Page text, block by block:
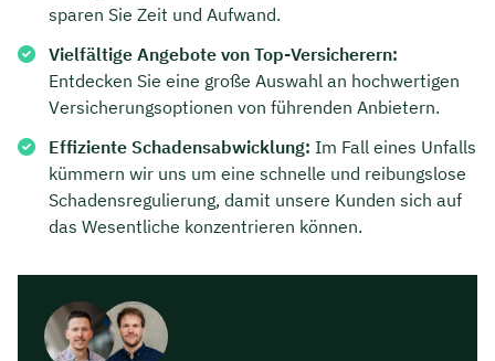
sparen Sie Zeit und Aufwand.
Vielfältige Angebote von Top-Versicherern:
Entdecken Sie eine große Auswahl an hochwertigen
Versicherungsoptionen von führenden Anbietern.
Effiziente Schadensabwicklung: Im Fall eines Unfalls
kümmern wir uns um eine schnelle und reibungslose
Schadensregulierung, damit unsere Kunden sich auf
das Wesentliche konzentrieren können.